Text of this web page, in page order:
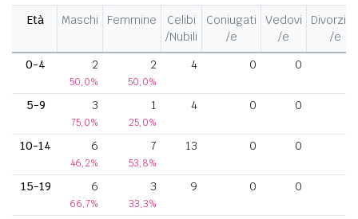
Età Maschi Femmine
Celibi
/Nubili
Coniugati
/e
Vedovi
/e
/e
0-4
2
50,0%
2
50,0%
4 0 0
5-9 3
75,0%
1
25,0%
4 0 0
10-14 6
46,2%
7
53,8%
13 0 0
15-19 6
66,7%
3
33,3%
9 0 0